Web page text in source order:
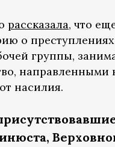
рассказала, что
о
группы,
насилия.